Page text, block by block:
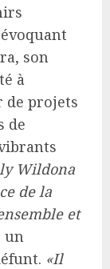
son
à
de projets
de
Wildona
de la
et
un
«Il